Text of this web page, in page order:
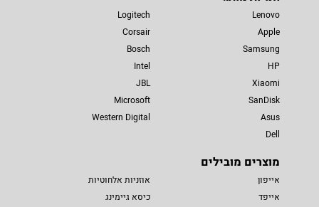
Lenovo
Apple
Samsung
HP
Xiaomi
SanDisk
Asus
Dell
Logitech
Corsair
Bosch
Intel
JBL
Microsoft
Western Digital
מוצרים מובילים
אייפון
אייפד
אוזניות אלחוטיות
כיסא גיימינג